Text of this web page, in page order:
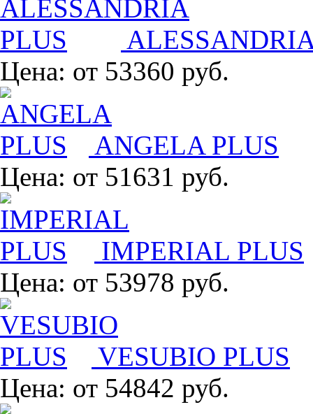
Цена: от 53360 руб.
ANGELA PLUS
Цена: от 51631 руб.
IMPERIAL PLUS
Цена: от 53978 руб.
VESUBIO PLUS
Цена: от 54842 руб.